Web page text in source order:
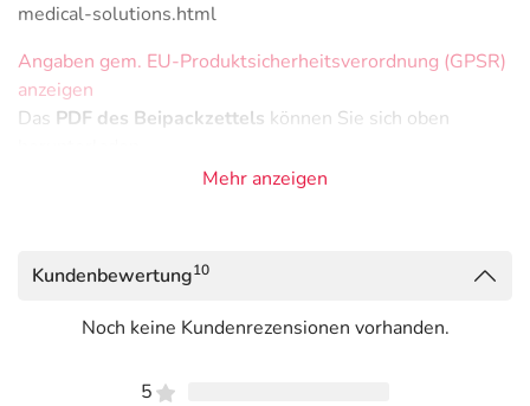
medical-solutions.html
Angaben gem. EU-Produktsicherheitsverordnung (GPSR)
anzeigen
Das PDF des Beipackzettels können Sie sich oben
Mehr anzeigen
Kundenbewertung10
Noch keine Kundenrezensionen vorhanden.
5